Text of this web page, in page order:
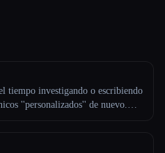
tiempo investigando o escribiendo
''personalizados'' de nuevo.